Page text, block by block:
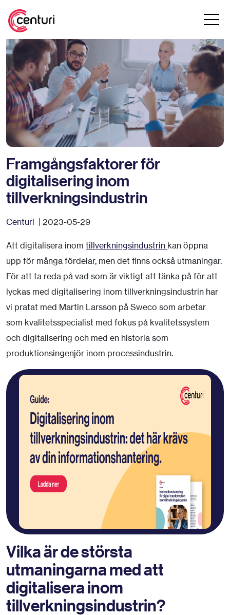
Framgångsfaktorer för
digitalisering inom
tillverkningsindustrin
Centuri | 2023-05-29
Att digitalisera inom tillverkningsindustrin kan öppna
upp för många fördelar, men det finns också utmaningar.
För att ta reda på vad som är viktigt att tänka på för att
lyckas med digitalisering inom tillverkningsindustrin har
vi pratat med Martin Larsson på Sweco som arbetar
som kvalitetsspecialist med fokus på kvalitetssystem
och digitalisering och med en historia som
produktionsingenjör inom processindustrin.
Vilka är de största
utmaningarna med att
digitalisera inom
tillverkningsindustrin?